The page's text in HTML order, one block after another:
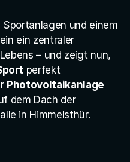
und einem
ein zentraler
– und zeigt nun,
perfekt
Photovoltaikanlage
dem Dach der
in Himmelsthür.